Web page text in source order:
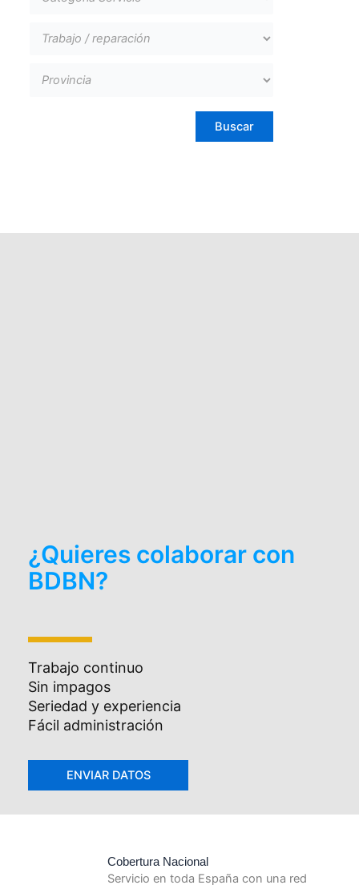
¿Quieres colaborar con
BDBN?
Trabajo continuo
Sin impagos
Seriedad y experiencia
Fácil administración
Cobertura Nacional
Servicio en toda España con una red